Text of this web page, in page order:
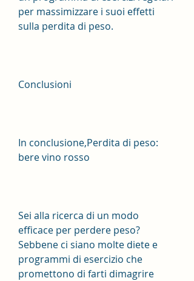
per massimizzare i suoi effetti
sulla perdita di peso.
Conclusioni
In conclusione,Perdita di peso:
bere vino rosso
Sei alla ricerca di un modo
efficace per perdere peso?
Sebbene ci siano molte diete e
programmi di esercizio che
promettono di farti dimagrire